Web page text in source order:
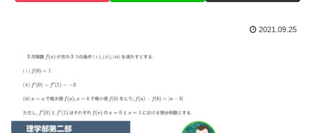
2021.09.25